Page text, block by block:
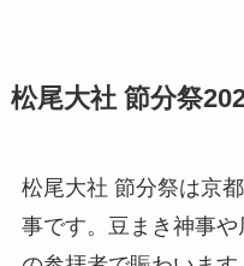
松尾大社 節分祭
松尾大社 節分祭は京
事です。豆まき神事や